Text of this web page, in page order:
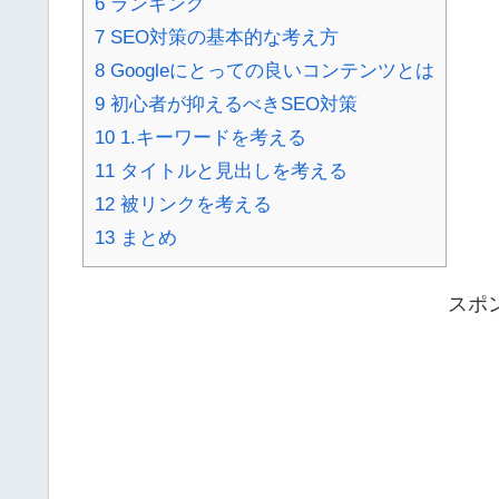
7 SEO対策の基本的な考え方
8 Googleにとっての良いコンテンツとは
9 初心者が抑えるべきSEO対策
10 1.キーワードを考える
11 タイトルと見出しを考える
12 被リンクを考える
13 まとめ
スポ